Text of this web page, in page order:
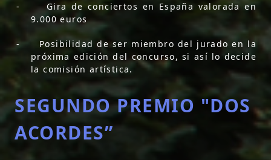
-
Gira de conciertos en España valorada en
9.000 euros
-
Posibilidad de ser miembro del jurado en la
próxima edición del concurso, si así lo decide
la comisión artística.
SEGUNDO PREMIO "DOS
ACORDES”